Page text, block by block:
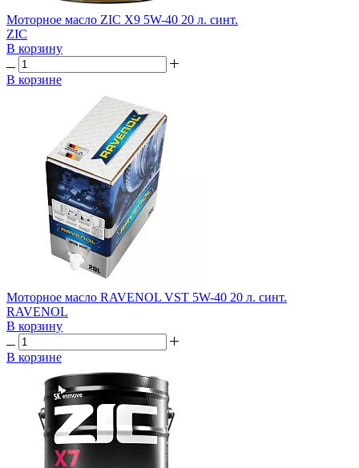
Моторное масло ZIC X9 5W-40 20 л. синт.
ZIC
В корзину
В корзине
Моторное масло RAVENOL VST 5W-40 20 л. синт.
RAVENOL
В корзину
В корзине